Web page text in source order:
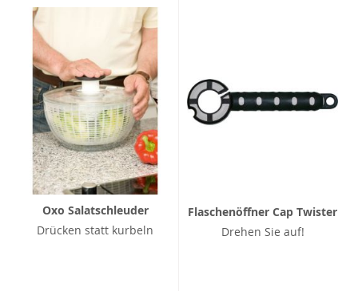
Oxo Salatschleuder
Drücken statt kurbeln
Flaschenöffner Cap Twister
Drehen Sie auf!